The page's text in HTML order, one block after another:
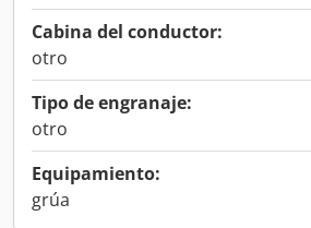
Cabina del conductor:
otro
Tipo de engranaje:
otro
Equipamiento:
grúa